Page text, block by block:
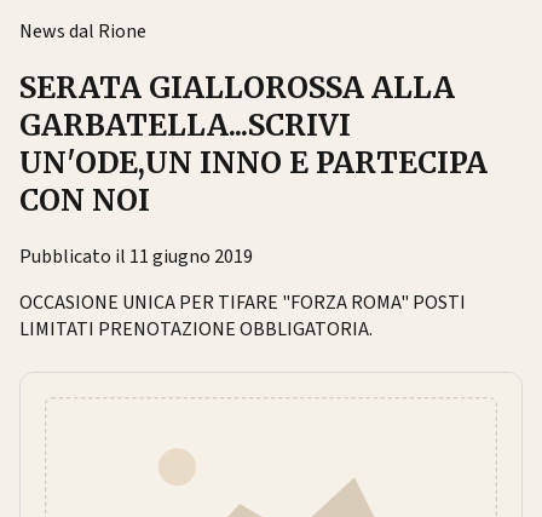
News dal Rione
SERATA GIALLOROSSA ALLA
GARBATELLA...SCRIVI
UN'ODE,UN INNO E PARTECIPA
CON NOI
Pubblicato il 11 giugno 2019
OCCASIONE UNICA PER TIFARE "FORZA ROMA" POSTI
LIMITATI PRENOTAZIONE OBBLIGATORIA.